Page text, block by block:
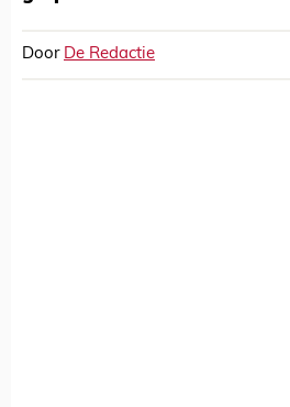
Door De Redactie